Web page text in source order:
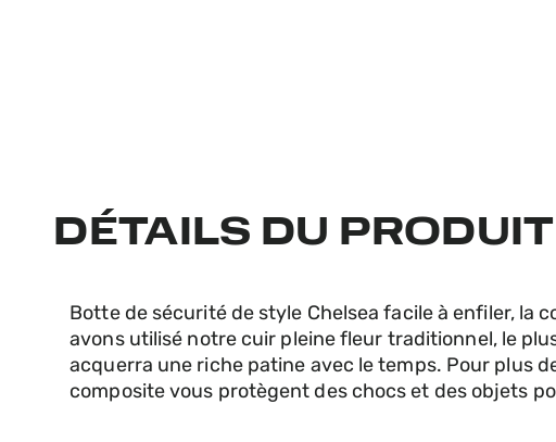
DÉTAILS DU PRODUIT
Botte de sécurité de style Chelsea facile à enfiler, la
avons utilisé notre cuir pleine fleur traditionnel, le
acquerra une riche patine avec le temps. Pour plus
composite vous protègent des chocs et des objets